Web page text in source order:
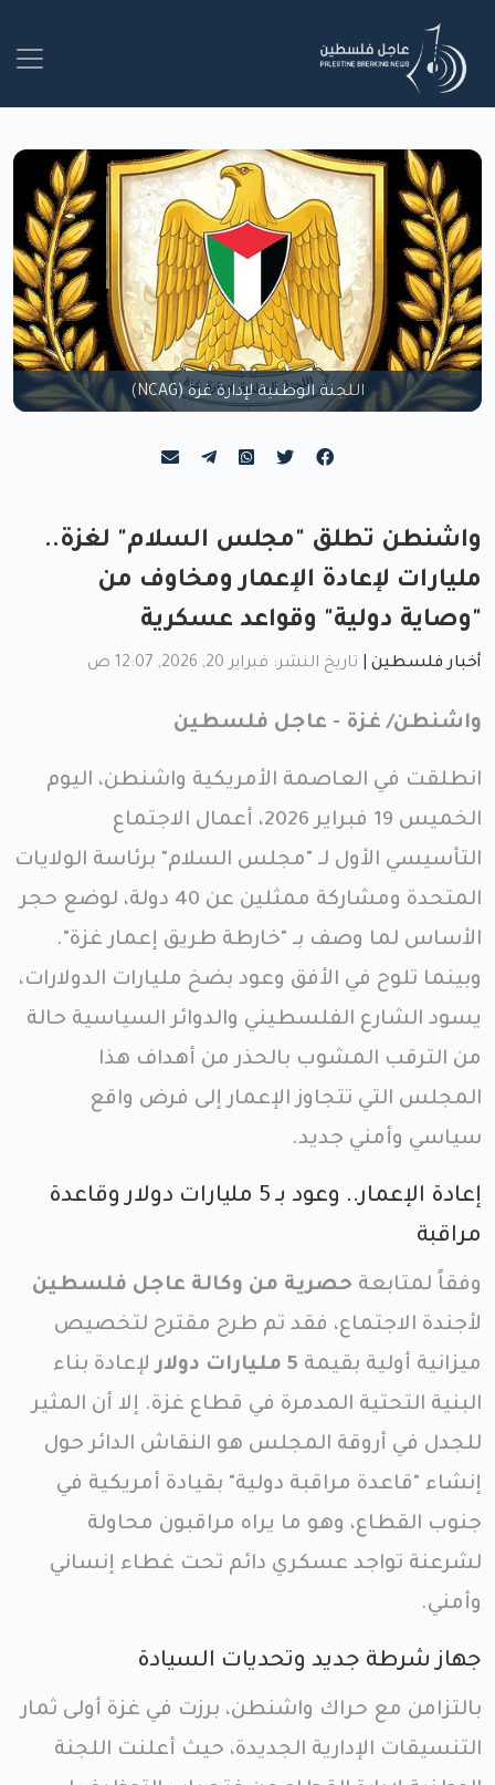
اللجنة الوطنية لإدارة غزة (NCAG)
واشنطن تطلق "مجلس السلام" لغزة..
مليارات لإعادة الإعمار ومخاوف من
"وصاية دولية" وقواعد عسكرية
أخبار فلسطين تاريخ النشر: فبراير 20, 2026, 12:07 ص
واشنطن/ غزة - عاجل فلسطين
انطلقت في العاصمة الأمريكية واشنطن، اليوم
الخميس 19 فبراير 2026، أعمال الاجتماع
التأسيسي الأول لـ "مجلس السلام" برئاسة الولايات
المتحدة ومشاركة ممثلين عن 40 دولة، لوضع حجر
الأساس لما وصف بـ "خارطة طريق إعمار غزة".
وبينما تلوح في الأفق وعود بضخ مليارات الدولارات،
يسود الشارع الفلسطيني والدوائر السياسية حالة
من الترقب المشوب بالحذر من أهداف هذا
المجلس التي تتجاوز الإعمار إلى فرض واقع
سياسي وأمني جديد.
إعادة الإعمار.. وعود بـ 5 مليارات دولار وقاعدة
مراقبة
وفقاً لمتابعة حصرية من وكالة عاجل فلسطين
لأجندة الاجتماع، فقد تم طرح مقترح لتخصيص
ميزانية أولية بقيمة 5 مليارات دولار
لإعادة بناء
البنية التحتية المدمرة في قطاع غزة. إلا أن المثير
للجدل في أروقة المجلس هو النقاش الدائر حول
إنشاء "قاعدة مراقبة دولية" بقيادة أمريكية في
جنوب القطاع، وهو ما يراه مراقبون محاولة
لشرعنة تواجد عسكري دائم تحت غطاء إنساني
وأمني.
جهاز شرطة جديد وتحديات السيادة
بالتزامن مع حراك واشنطن، برزت في غزة أولى ثمار
التنسيقات الإدارية الجديدة، حيث أعلنت اللجنة